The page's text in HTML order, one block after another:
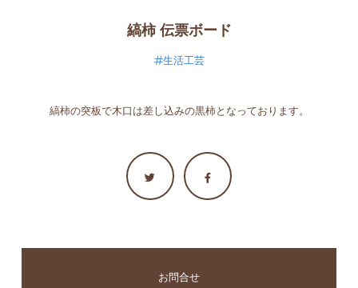
縞柿 伝票ボード
生活工芸
縞柿の突板で木口は差し込みの黒柿となっております。
お問合せ